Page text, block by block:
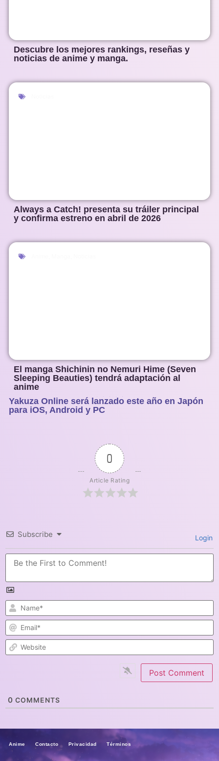
Descubre los mejores rankings, reseñas y
noticias de anime y manga.
Always a Catch! presenta su tráiler principal
y confirma estreno en abril de 2026
El manga Shichinin no Nemuri Hime (Seven
Sleeping Beauties) tendrá adaptación al
anime
Yakuza Online será lanzado este año en Japón
para iOS, Android y PC
0
Article Rating
Subscribe Login
0 COMMENTS
Anime Contacto Privacidad Términos